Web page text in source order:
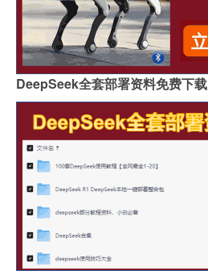
DeepSeek全套部署资料免费下载